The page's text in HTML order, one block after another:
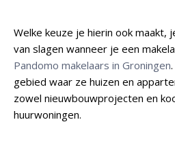
Welke keuze je hierin ook maakt,
van slagen wanneer je een
Pandomo makelaars in Groningen
gebied waar ze huizen en
zowel nieuwbouwprojecten en
huurwoningen.